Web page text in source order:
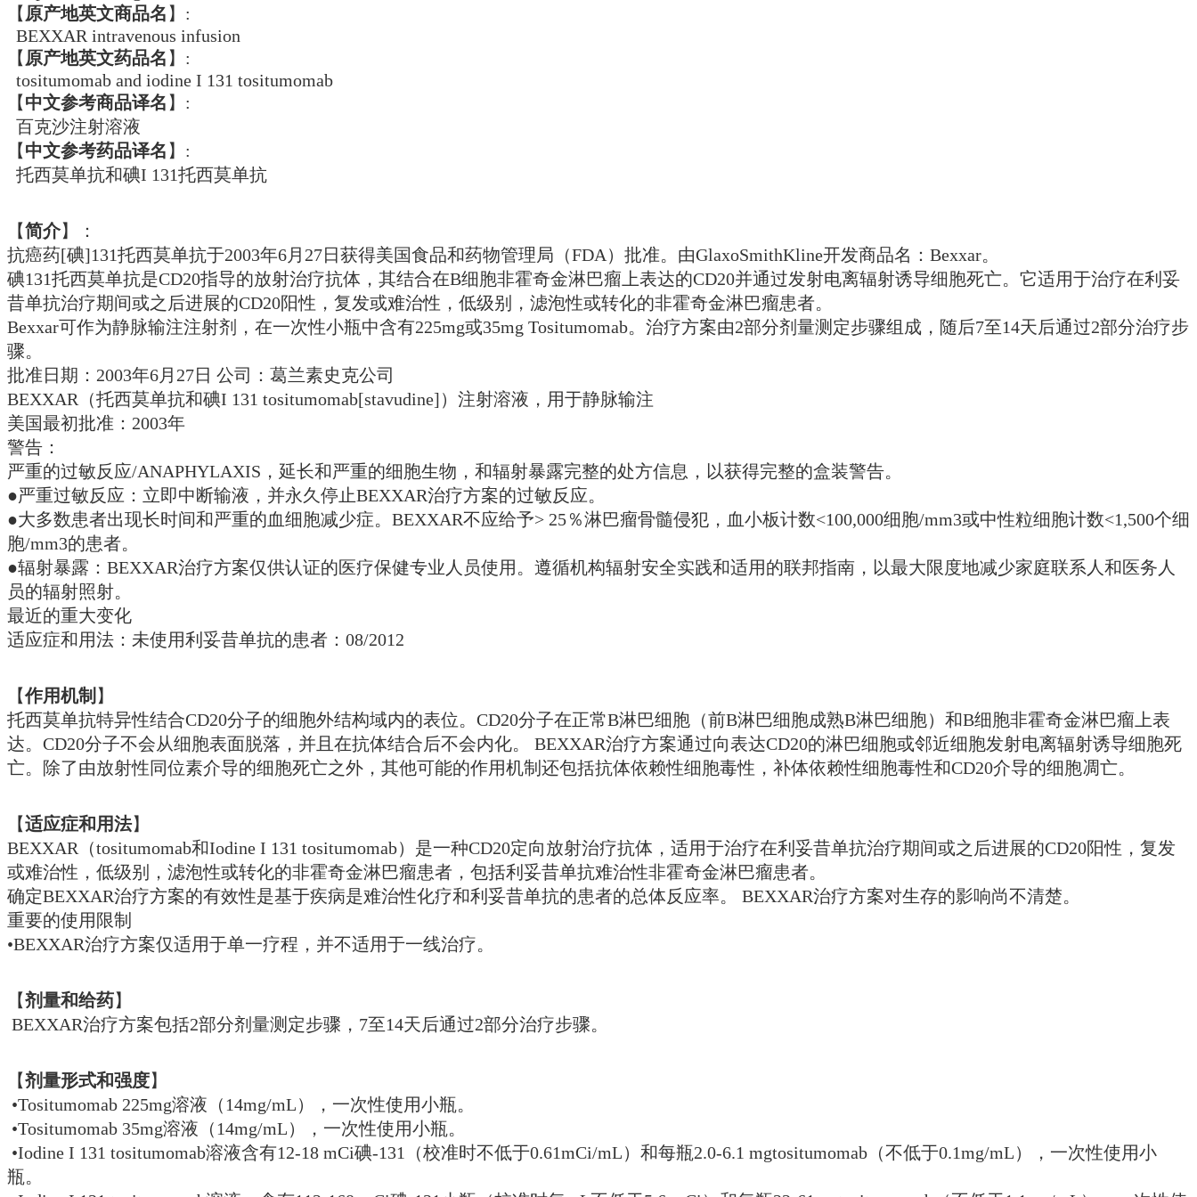
【 原产地英文商品名 】:
BEXXAR intravenous infusion
【 原产地英文药品名 】:
tositumomab and iodine I 131 tositumomab
【中文参考商品译名 】:
百克沙注射溶液
【中文参考药品译名 】:
托西莫单抗和碘I 131托西莫单抗
【简介】：
抗癌药[碘]131托西莫单抗于2003年6月27日获得美国食品和药物管理局（FDA）批准。由GlaxoSmithKline开发商品名：Bexxar。
碘131托西莫单抗是CD20指导的放射治疗抗体，其结合在B细胞非霍奇金淋巴瘤上表达的CD20并通过发射电离辐射诱导细胞死亡。它适用于治疗在利妥
昔单抗治疗期间或之后进展的CD20阳性，复发或难治性，低级别，滤泡性或转化的非霍奇金淋巴瘤患者。
Bexxar可作为静脉输注注射剂，在一次性小瓶中含有225mg或35mg Tositumomab。治疗方案由2部分剂量测定步骤组成，随后7至14天后通过2部分治疗步
骤。
批准日期：2003年6月27日 公司：葛兰素史克公司
BEXXAR（托西莫单抗和碘I 131 tositumomab[stavudine]）注射溶液，用于静脉输注
美国最初批准：2003年
警告：
严重的过敏反应/ANAPHYLAXIS，延长和严重的细胞生物，和辐射暴露完整的处方信息，以获得完整的盒装警告。
●严重过敏反应：立即中断输液，并永久停止BEXXAR治疗方案的过敏反应。
●大多数患者出现长时间和严重的血细胞减少症。BEXXAR不应给予> 25％淋巴瘤骨髓侵犯，血小板计数<100,000细胞/mm3或中性粒细胞计数<1,500个细
胞/mm3的患者。
●辐射暴露：BEXXAR治疗方案仅供认证的医疗保健专业人员使用。遵循机构辐射安全实践和适用的联邦指南，以最大限度地减少家庭联系人和医务人
员的辐射照射。
最近的重大变化
适应症和用法：未使用利妥昔单抗的患者：08/2012
【作用机制 】
托西莫单抗特异性结合CD20分子的细胞外结构域内的表位。CD20分子在正常B淋巴细胞（前B淋巴细胞成熟B淋巴细胞）和B细胞非霍奇金淋巴瘤上表
达。CD20分子不会从细胞表面脱落，并且在抗体结合后不会内化。 BEXXAR治疗方案通过向表达CD20的淋巴细胞或邻近细胞发射电离辐射诱导细胞死
亡。除了由放射性同位素介导的细胞死亡之外，其他可能的作用机制还包括抗体依赖性细胞毒性，补体依赖性细胞毒性和CD20介导的细胞凋亡。
【适应症和用法】
BEXXAR（tositumomab和Iodine I 131 tositumomab）是一种CD20定向放射治疗抗体，适用于治疗在利妥昔单抗治疗期间或之后进展的CD20阳性，复发
或难治性，低级别，滤泡性或转化的非霍奇金淋巴瘤患者，包括利妥昔单抗难治性非霍奇金淋巴瘤患者。
确定BEXXAR治疗方案的有效性是基于疾病是难治性化疗和利妥昔单抗的患者的总体反应率。 BEXXAR治疗方案对生存的影响尚不清楚。
重要的使用限制
•BEXXAR治疗方案仅适用于单一疗程，并不适用于一线治疗。
【剂量和给药】
BEXXAR治疗方案包括2部分剂量测定步骤，7至14天后通过2部分治疗步骤。
【剂量形式和强度】
•Tositumomab 225mg溶液（14mg/mL），一次性使用小瓶。
•Tositumomab 35mg溶液（14mg/mL），一次性使用小瓶。
•Iodine I 131 tositumomab溶液含有12-18 mCi碘-131（校准时不低于0.61mCi/mL）和每瓶2.0-6.1 mgtositumomab（不低于0.1mg/mL），一次性使用小
瓶。